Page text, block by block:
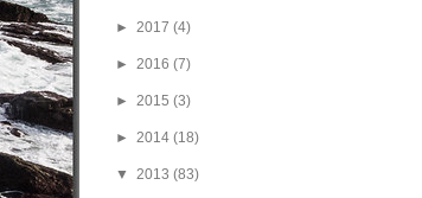
►2017(4)
►2016(7)
►2015(3)
►2014(18)
▼2013(83)